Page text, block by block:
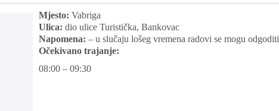
Mjesto: Vabriga
Ulica: dio ulice Turistička, Bankovac
Napomena: – u slučaju lošeg vremena radovi se mogu odgoditi
Očekivano trajanje:
08:00 – 09:30